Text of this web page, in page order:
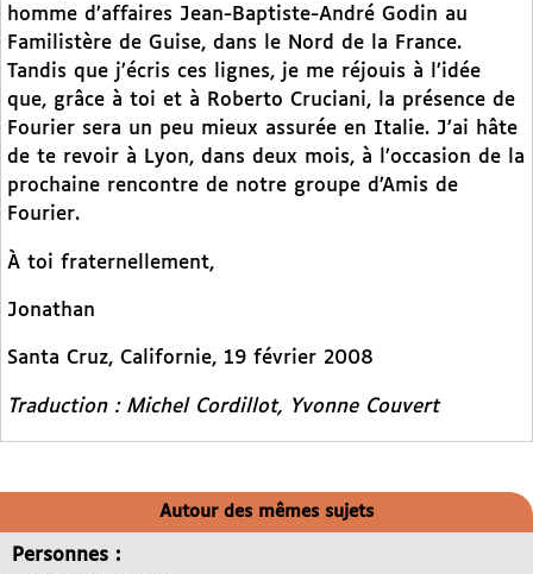
homme d’affaires Jean-Baptiste-André Godin au
Familistère de Guise, dans le Nord de la France.
Tandis que j’écris ces lignes, je me réjouis à l’idée
que, grâce à toi et à Roberto Cruciani, la présence de
Fourier sera un peu mieux assurée en Italie. J’ai hâte
de te revoir à Lyon, dans deux mois, à l’occasion de la
prochaine rencontre de notre groupe d’Amis de
Fourier.
À toi fraternellement,
Jonathan
Santa Cruz, Californie, 19 février 2008
Traduction : Michel Cordillot, Yvonne Couvert
Autour des mêmes sujets
Personnes :